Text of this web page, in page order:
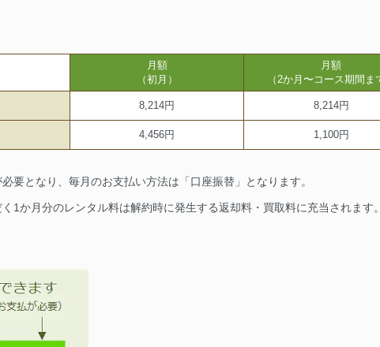
月額
（初月）
月額
（2か月〜コース期間ま
8,214円 8,214円
4,456円 1,100円
要となり、毎月のお支払い方法は「口座振替」となります。
1か月分のレンタル料は解約時に発生する返却料・買取料に充当されます